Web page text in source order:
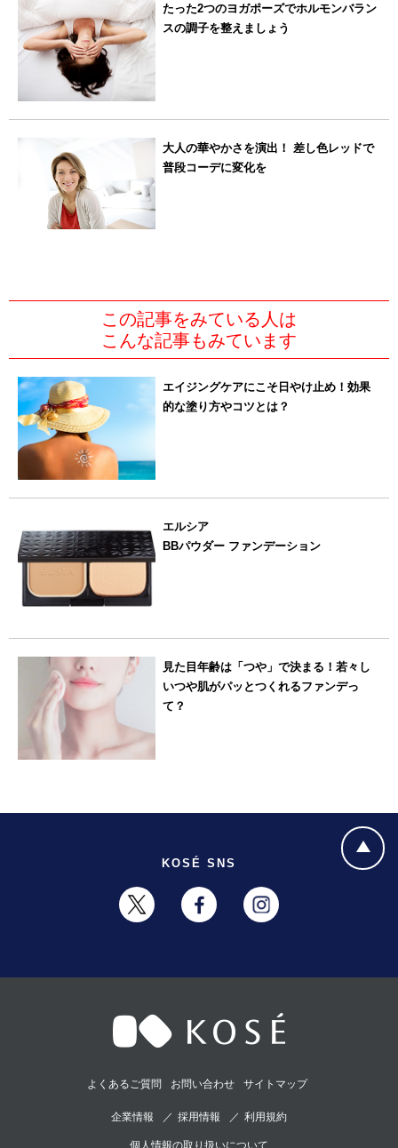
たった2つのヨガポーズでホルモンバラン
スの調子を整えましょう
大人の華やかさを演出！ 差し色レッドで
普段コーデに変化を
この記事をみている人は
こんな記事もみています
エイジングケアにこそ日やけ止め！効果
的な塗り方やコツとは？
エルシア
BBパウダー ファンデーション
見た目年齢は「つや」で決まる！若々し
いつや肌がパッとつくれるファンデっ
て？
KOSÉ SNS
よくあるご質問 お問い合わせ サイトマップ
企業情報 採用情報 利用規約
個人情報の取り扱いについて